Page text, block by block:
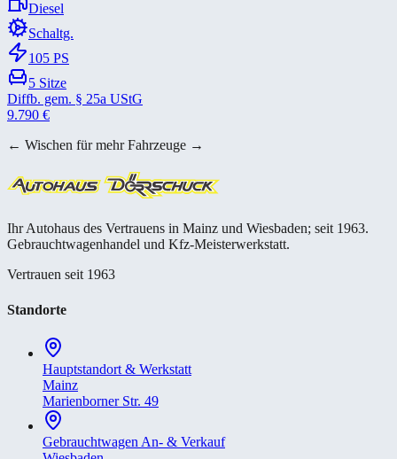
Diesel
Schaltg.
105 PS
5 Sitze
Diffb. gem. § 25a UStG
9.790 €
← Wischen für mehr Fahrzeuge →
Ihr Autohaus des Vertrauens in Mainz und Wiesbaden; seit 1963.
Gebrauchtwagenhandel und Kfz-Meisterwerkstatt.
Vertrauen seit 1963
Standorte
Hauptstandort & Werkstatt
Mainz
Marienborner Str. 49
Gebrauchtwagen An- & Verkauf